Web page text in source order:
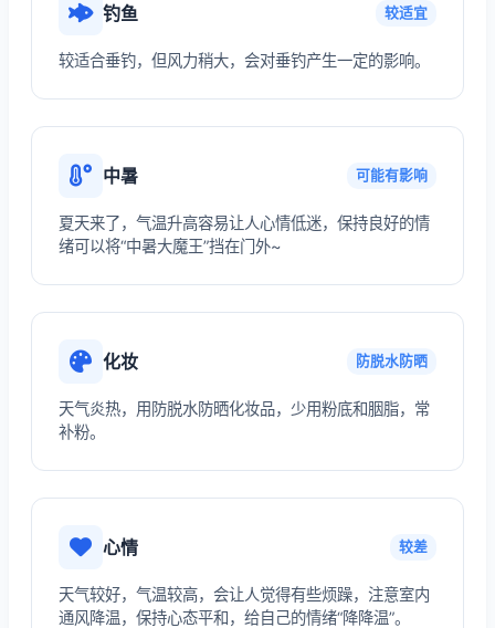
钓鱼 较适宜
较适合垂钓，但风力稍大，会对垂钓产生一定的影响。
中暑 可能有影响
夏天来了，气温升高容易让人心情低迷，保持良好的情
绪可以将“中暑大魔王”挡在门外~
化妆 防脱水防晒
天气炎热，用防脱水防晒化妆品，少用粉底和胭脂，常
补粉。
心情 较差
天气较好，气温较高，会让人觉得有些烦躁，注意室内
通风降温，保持心态平和，给自己的情绪“降降温”。